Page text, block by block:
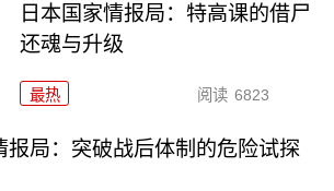
日本国家情报局：特高课的借尸
还魂与升级
最热 阅读 6823
报局：突破战后体制的危险试探